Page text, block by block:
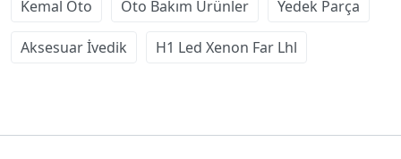
Kemal Oto Oto Bakım Ürünler Yedek Parça
Aksesuar İvedik H1 Led Xenon Far Lhl